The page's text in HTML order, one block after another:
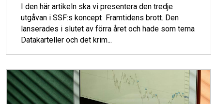
I den här artikeln ska vi presentera den tredje
utgåvan i SSF:s koncept Framtidens brott. Den
lanserades i slutet av förra året och hade som tema
Datakarteller och det krim...